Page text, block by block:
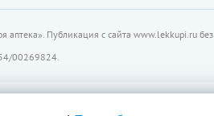
аптека». Публикация с сайта www.lekkupi.ru без
00269824.